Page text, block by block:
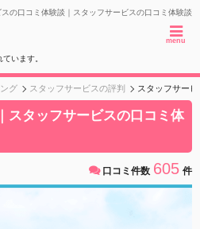
の口コミ体験談｜スタッフサービスの口コミ体験談
menu
います。
グ スタッフサービスの評判 スタッフサー
スタッフサービスの口コミ体
口コミ件数 605 件